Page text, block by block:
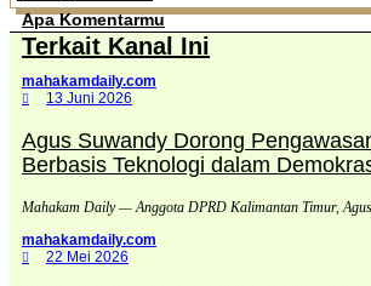
Apa Komentarmu
Terkait Kanal Ini
mahakamdaily.com
13 Juni 2026
Agus Suwandy Dorong
Berbasis Teknologi dalam
Mahakam Daily — Anggota DPRD Kalimantan Timur,
mahakamdaily.com
22 Mei 2026